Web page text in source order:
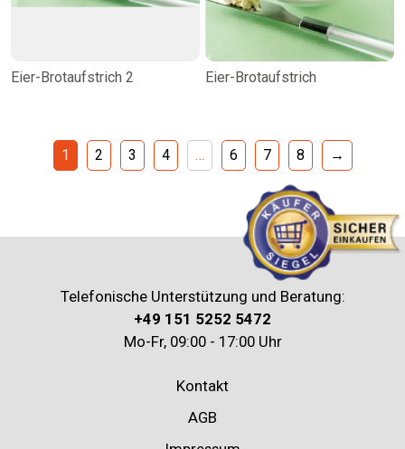
Eier-Brotaufstrich 2 Eier-Brotaufstrich
1 2 3 4 … 6 7 8 →
Telefonische Unterstützung und Beratung:
+49 151 5252 5472
Mo-Fr, 09:00 - 17:00 Uhr
Kontakt
AGB